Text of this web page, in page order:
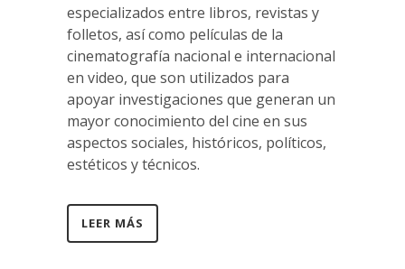
especializados entre libros, revistas y
folletos, así como películas de la
cinematografía nacional e internacional
en video, que son utilizados para
apoyar investigaciones que generan un
mayor conocimiento del cine en sus
aspectos sociales, históricos, políticos,
estéticos y técnicos.
LEER MÁS